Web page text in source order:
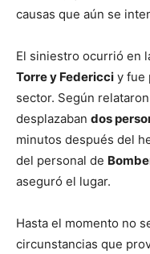
causas que aún se
El siniestro ocurrió en
Torre y Federicci y fue
sector. Según
desplazaban dos
minutos después del
del personal de
aseguró el lugar.
Hasta el momento no
circunstancias que